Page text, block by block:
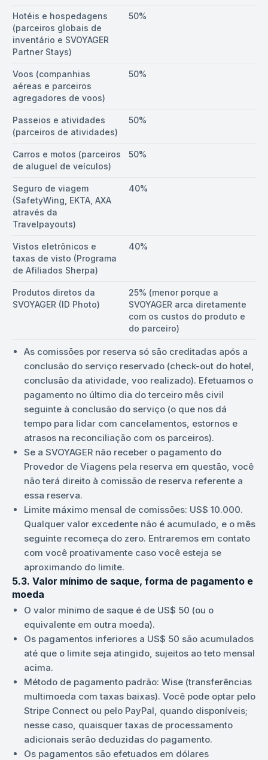
Hotéis e hospedagens
(parceiros globais de
inventário e SVOYAGER
Partner Stays)
50%
Voos (companhias
aéreas e parceiros
agregadores de voos)
50%
Passeios e atividades
(parceiros de atividades)
50%
Carros e motos (parceiros
de aluguel de veículos)
50%
Seguro de viagem
(SafetyWing, EKTA, AXA
através da
Travelpayouts)
40%
Vistos eletrônicos e
taxas de visto (Programa
de Afiliados Sherpa)
40%
Produtos diretos da
SVOYAGER (ID Photo)
25% (menor porque a
SVOYAGER arca diretamente
com os custos do produto e
do parceiro)
As comissões por reserva só são creditadas após a
conclusão do serviço reservado (check-out do hotel,
conclusão da atividade, voo realizado). Efetuamos o
pagamento no último dia do terceiro mês civil
seguinte à conclusão do serviço (o que nos dá
tempo para lidar com cancelamentos, estornos e
atrasos na reconciliação com os parceiros).
Se a SVOYAGER não receber o pagamento do
Provedor de Viagens pela reserva em questão, você
não terá direito à comissão de reserva referente a
essa reserva.
Limite máximo mensal de comissões: US$ 10.000.
Qualquer valor excedente não é acumulado, e o mês
seguinte recomeça do zero. Entraremos em contato
com você proativamente caso você esteja se
aproximando do limite.
5.3. Valor mínimo de saque, forma de pagamento e
moeda
O valor mínimo de saque é de US$ 50 (ou o
equivalente em outra moeda).
Os pagamentos inferiores a US$ 50 são acumulados
até que o limite seja atingido, sujeitos ao teto mensal
acima.
Método de pagamento padrão: Wise (transferências
multimoeda com taxas baixas). Você pode optar pelo
Stripe Connect ou pelo PayPal, quando disponíveis;
nesse caso, quaisquer taxas de processamento
adicionais serão deduzidas do pagamento.
Os pagamentos são efetuados em dólares